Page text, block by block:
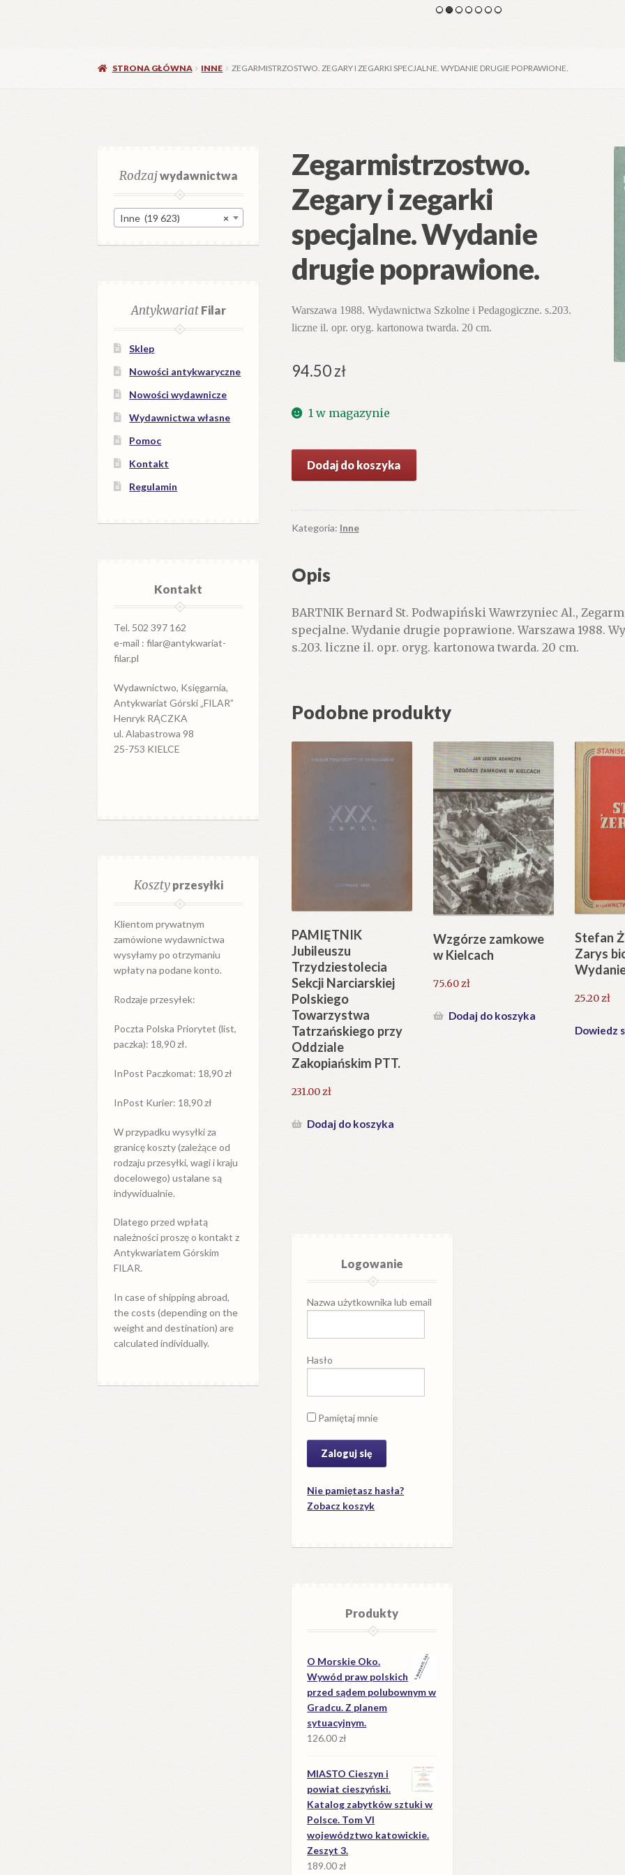
STRONA GŁÓWNA INNE ZEGARMISTRZOSTWO. ZEGARY I ZEGARKI SPECJALNE. WYDANIE DRUGIE POPRAWIONE.
Zegarmistrzostwo.
Zegary i zegarki
specjalne. Wydanie
drugie poprawione.
Warszawa 1988. Wydawnictwa Szkolne i Pedagogiczne. s.203.
liczne il. opr. oryg. kartonowa twarda. 20 cm.
94.50zł
1 w magazynie
Zegarmistrzostwo.
i
zegarki
drugie
Dodaj do koszyka
Kategoria: Inne
Opis
BARTNIK Bernard St. Podwapiński Wawrzyniec Al.,
specjalne. Wydanie drugie poprawione. Warszawa 1988.
s.203. liczne il. opr. oryg. kartonowa twarda. 20 cm.
Podobne produkty
PAMIĘTNIK
Jubileuszu
Trzydziestolecia
Sekcji Narciarskiej
Polskiego
Towarzystwa
Tatrzańskiego przy
Oddziale
Zakopiańskim PTT.
231.00zł
Dodaj do koszyka
Wzgórze zamkowe
w Kielcach
75.60zł
Dodaj do koszyka
Stefan
Zarys
25.20zł
Dowiedz
Rodzajwydawnictwa
×
Inne (19 623)
AntykwariatFilar
Sklep
Nowości antykwaryczne
Nowości wydawnicze
Wydawnictwa własne
Pomoc
Kontakt
Regulamin
Kontakt
Tel. 502 397 162
e-mail : filar@antykwariat-
filar.pl
Wydawnictwo, Księgarnia,
Antykwariat Górski „FILAR”
Henryk RĄCZKA
ul. Alabastrowa 98
25-753 KIELCE
Kosztyprzesyłki
Klientom prywatnym
zamówione wydawnictwa
wysyłamy po otrzymaniu
wpłaty na podane konto.
Rodzaje przesyłek:
Poczta Polska Priorytet (list,
paczka): 18,90 zł.
InPost Paczkomat: 18,90 zł
InPost Kurier: 18,90 zł
W przypadku wysyłkiza
granicękoszty (zależące od
rodzaju przesyłki, wagi i kraju
docelowego) ustalane są
indywidualnie.
Dlatego przed wpłatą
należności proszę o kontakt z
Antykwariatem Górskim
FILAR.
In case of shipping abroad,
the costs (depending on the
weight and destination) are
calculated individually.
Logowanie
Nazwa użytkownika lub email
Hasło
Pamiętaj mnie
Nie pamiętasz hasła?
Zobacz koszyk
Produkty
O Morskie Oko.
Wywód praw polskich
przed sądem polubownym w
Gradcu. Z planem
sytuacyjnym.
126.00zł
MIASTO Cieszyn i
powiat cieszyński.
Katalog zabytków sztuki w
Polsce. Tom VI
województwo katowickie.
Zeszyt 3.
189.00zł